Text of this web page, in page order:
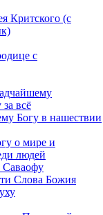
Критского (с
с
всё
Богу в нашествии
о мире и
людей
Саваофу
Слова Божия